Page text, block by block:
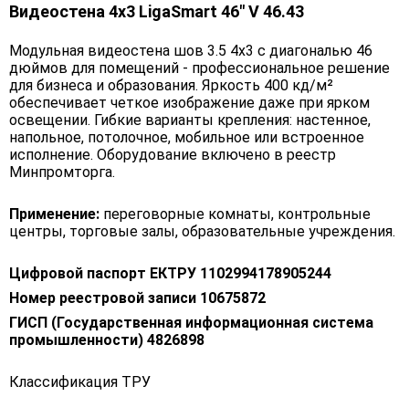
Видеостена 4x3 LigaSmart 46" V 46.43
Модульная видеостена шов 3.5 4x3 с диагональю 46
дюймов для помещений - профессиональное решение
для бизнеса и образования. Яркость 400 кд/м²
обеспечивает четкое изображение даже при ярком
освещении. Гибкие варианты крепления: настенное,
напольное, потолочное, мобильное или встроенное
исполнение. Оборудование включено в реестр
Минпромторга.
Применение: переговорные комнаты, контрольные
центры, торговые залы, образовательные учреждения.
Цифровой паспорт ЕКТРУ 1102994178905244
Номер реестровой записи 10675872
ГИСП (Государственная информационная система
промышленности) 4826898
Классификация ТРУ